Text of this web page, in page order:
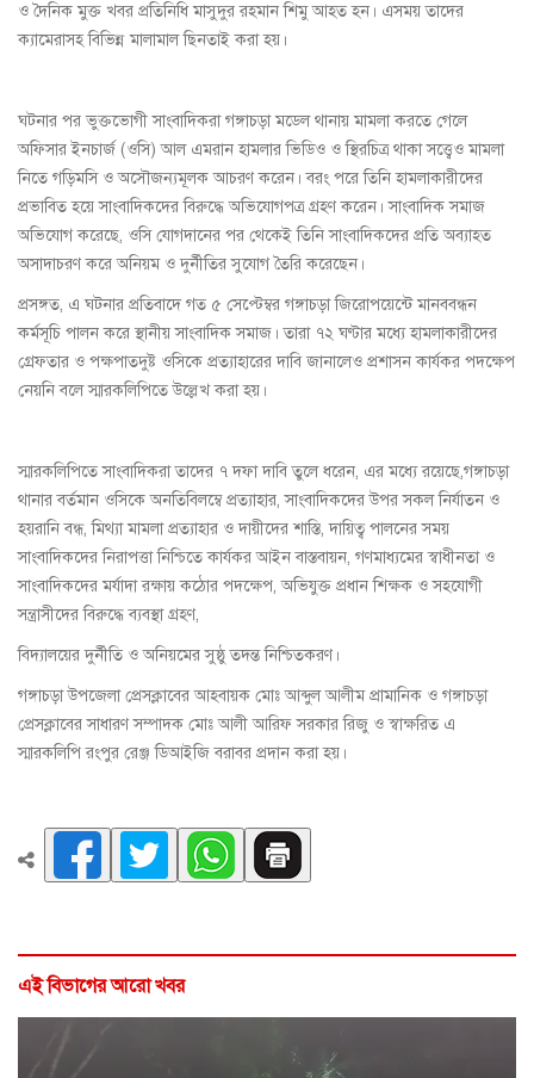
ও দৈনিক মুক্ত খবর প্রতিনিধি মাসুদুর রহমান শিমু আহত হন। এসময় তাদের
ক্যামেরাসহ বিভিন্ন মালামাল ছিনতাই করা হয়।
ঘটনার পর ভুক্তভোগী সাংবাদিকরা গঙ্গাচড়া মডেল থানায় মামলা করতে গেলে
অফিসার ইনচার্জ (ওসি) আল এমরান হামলার ভিডিও ও স্থিরচিত্র থাকা সত্ত্বেও মামলা
নিতে গড়িমসি ও অসৌজন্যমূলক আচরণ করেন। বরং পরে তিনি হামলাকারীদের
প্রভাবিত হয়ে সাংবাদিকদের বিরুদ্ধে অভিযোগপত্র গ্রহণ করেন। সাংবাদিক সমাজ
অভিযোগ করেছে, ওসি যোগদানের পর থেকেই তিনি সাংবাদিকদের প্রতি অব্যাহত
অসাদাচরণ করে অনিয়ম ও দুর্নীতির সুযোগ তৈরি করেছেন।
প্রসঙ্গত, এ ঘটনার প্রতিবাদে গত ৫ সেপ্টেম্বর গঙ্গাচড়া জিরোপয়েন্টে মানববন্ধন
কর্মসূচি পালন করে স্থানীয় সাংবাদিক সমাজ। তারা ৭২ ঘণ্টার মধ্যে হামলাকারীদের
গ্রেফতার ও পক্ষপাতদুষ্ট ওসিকে প্রত্যাহারের দাবি জানালেও প্রশাসন কার্যকর পদক্ষেপ
নেয়নি বলে স্মারকলিপিতে উল্লেখ করা হয়।
স্মারকলিপিতে সাংবাদিকরা তাদের ৭ দফা দাবি তুলে ধরেন, এর মধ্যে রয়েছে,গঙ্গাচড়া
থানার বর্তমান ওসিকে অনতিবিলম্বে প্রত্যাহার, সাংবাদিকদের উপর সকল নির্যাতন ও
হয়রানি বন্ধ, মিথ্যা মামলা প্রত্যাহার ও দায়ীদের শাস্তি, দায়িত্ব পালনের সময়
সাংবাদিকদের নিরাপত্তা নিশ্চিতে কার্যকর আইন বাস্তবায়ন, গণমাধ্যমের স্বাধীনতা ও
সাংবাদিকদের মর্যাদা রক্ষায় কঠোর পদক্ষেপ, অভিযুক্ত প্রধান শিক্ষক ও সহযোগী
সন্ত্রাসীদের বিরুদ্ধে ব্যবস্থা গ্রহণ,
বিদ্যালয়ের দুর্নীতি ও অনিয়মের সুষ্ঠু তদন্ত নিশ্চিতকরণ।
গঙ্গাচড়া উপজেলা প্রেসক্লাবের আহবায়ক মোঃ আব্দুল আলীম প্রামানিক ও গঙ্গাচড়া
প্রেসক্লাবের সাধারণ সম্পাদক মোঃ আলী আরিফ সরকার রিজু ও স্বাক্ষরিত এ
স্মারকলিপি রংপুর রেঞ্জ ডিআইজি বরাবর প্রদান করা হয়।
এই বিভাগের আরো খবর